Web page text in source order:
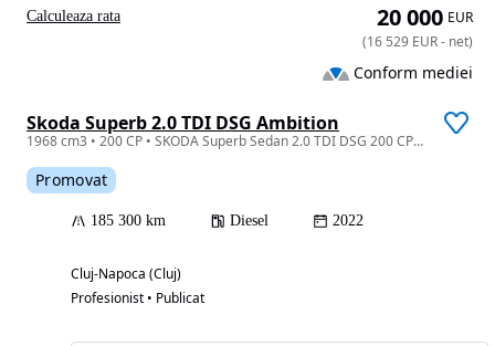
Skoda Superb 2.0 TDI DSG Ambition
1968 cm3 • 200 CP • SKODA Superb Sedan 2.0 TDI DSG 200 CP/Navi/Rate fixe/Garantie
Promovat
185 300 km Diesel 2022
Cluj-Napoca (Cluj)
Profesionist • Publicat
20 000 EUR
(16 529 EUR- net)
Conform mediei
Calculeaza rata